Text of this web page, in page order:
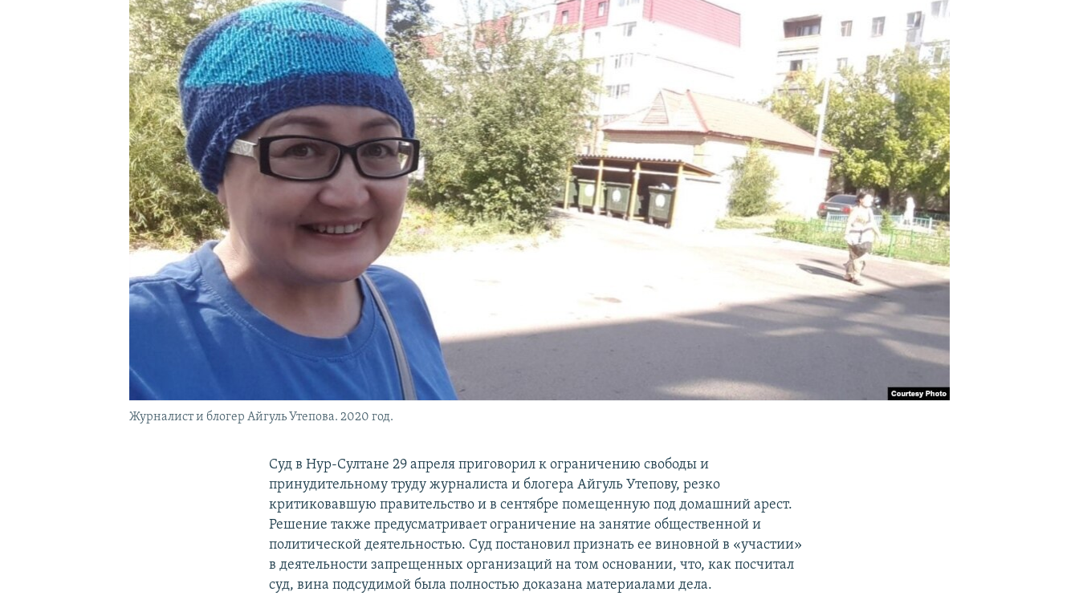
Журналист и блогер Айгуль Утепова. 2020 год.
Суд в Нур-Султане 29 апреля приговорил к ограничению свободы и
принудительному труду журналиста и блогера Айгуль Утепову, резко
критиковавшую правительство и в сентябре помещенную под домашний арест.
Решение также предусматривает ограничение на занятие общественной и
политической деятельностью. Суд постановил признать ее виновной в «участии»
в деятельности запрещенных организаций на том основании, что, как посчитал
суд, вина подсудимой была полностью доказана материалами дела.